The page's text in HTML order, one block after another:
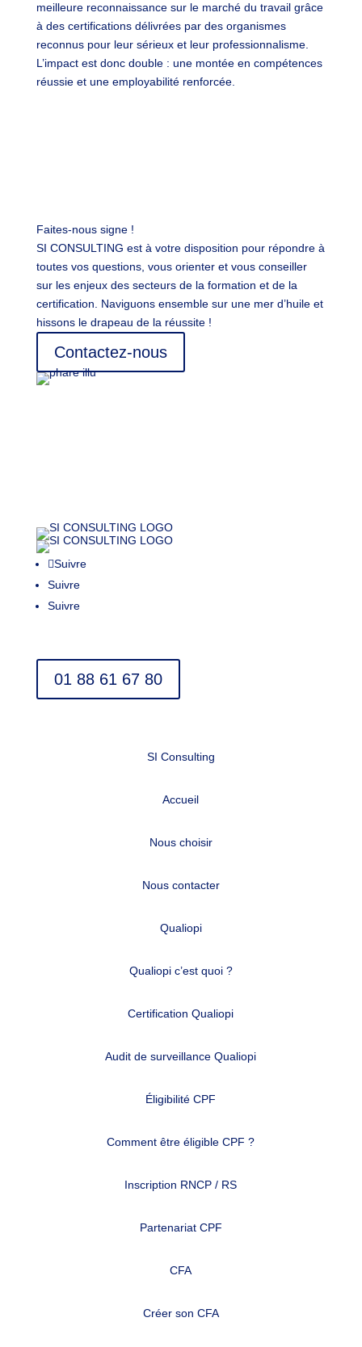
meilleure reconnaissance sur le marché du travail grâce
à des certifications délivrées par des organismes
reconnus pour leur sérieux et leur professionnalisme.
L’impact est donc double : une montée en compétences
réussie et une employabilité renforcée.
Faites-nous signe !
SI CONSULTING est à votre disposition pour répondre à
toutes vos questions, vous orienter et vous conseiller
sur les enjeux des secteurs de la formation et de la
certification. Naviguons ensemble sur une mer d’huile et
hissons le drapeau de la réussite !
Contactez-nous
Suivre
Suivre
Suivre
01 88 61 67 80
SI Consulting
Accueil
Nous choisir
Nous contacter
Qualiopi
Qualiopi c’est quoi ?
Certification Qualiopi
Audit de surveillance Qualiopi
Éligibilité CPF
Comment être éligible CPF ?
Inscription RNCP / RS
Partenariat CPF
CFA
Créer son CFA